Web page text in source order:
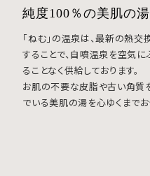
純度100 ％の美肌の湯
「ねむ」の温泉は、最新の熱交
することで、自噴温泉を空気に
ることなく供給しております。
お肌の不要な皮脂や古い角質
でいる美肌の湯を心ゆくまでお